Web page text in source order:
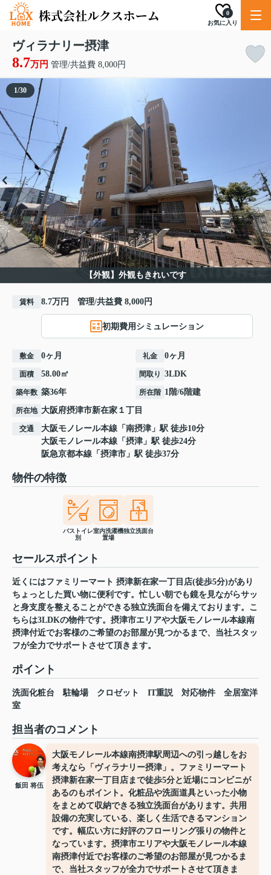
お気に入り
0
ヴィラナリー摂津
8.7万円 管理/共益費 8,000円
【外観】外観もきれいです
1/30
賃料 8.7万円 管理/共益費 8,000円
初期費用シミュレーション
敷金 0ヶ月 礼金 0ヶ月
面積 58.00㎡ 間取り 3LDK
築年数 築36年 所在階 1階/6階建
所在地 大阪府摂津市新在家 １丁目
交通 大阪モノレール本線 「 南摂津 」駅 徒歩10分
大阪モノレール本線 「 摂津 」駅 徒歩24分
阪急京都本線 「 摂津市 」駅 徒歩37分
物件の特徴
バストイレ
別
室内洗濯機
置場
独立洗面台
セールスポイント
近くにはファミリーマート 摂津新在家一丁目店(徒歩5分)があり
ちょっとした買い物に便利です。忙しい朝でも鏡を見ながらサッ
と身支度を整えることができる独立洗面台を備えております。こ
ちらは3LDKの物件です。摂津市エリアや大阪モノレール本線南
摂津付近でお客様のご希望のお部屋が見つかるまで、当社スタッ
フが全力でサポートさせて頂きます。
ポイント
洗面化粧台 駐輪場 クロゼット IT重説 対応物件
全居室洋
室
担当者のコメント
飯田 将伍
大阪モノレール本線南摂津駅周辺への引っ越しをお
考えなら「ヴィラナリー摂津」。ファミリーマート
摂津新在家一丁目店まで徒歩5分と近場にコンビニが
あるのもポイント。化粧品や洗面道具といった小物
をまとめて収納できる独立洗面台があります。共用
設備の充実している、楽しく生活できるマンション
です。幅広い方に好評のフローリング張りの物件と
なっています。摂津市エリアや大阪モノレール本線
南摂津付近でお客様のご希望のお部屋が見つかるま
で、当社スタッフが全力でサポートさせて頂きま